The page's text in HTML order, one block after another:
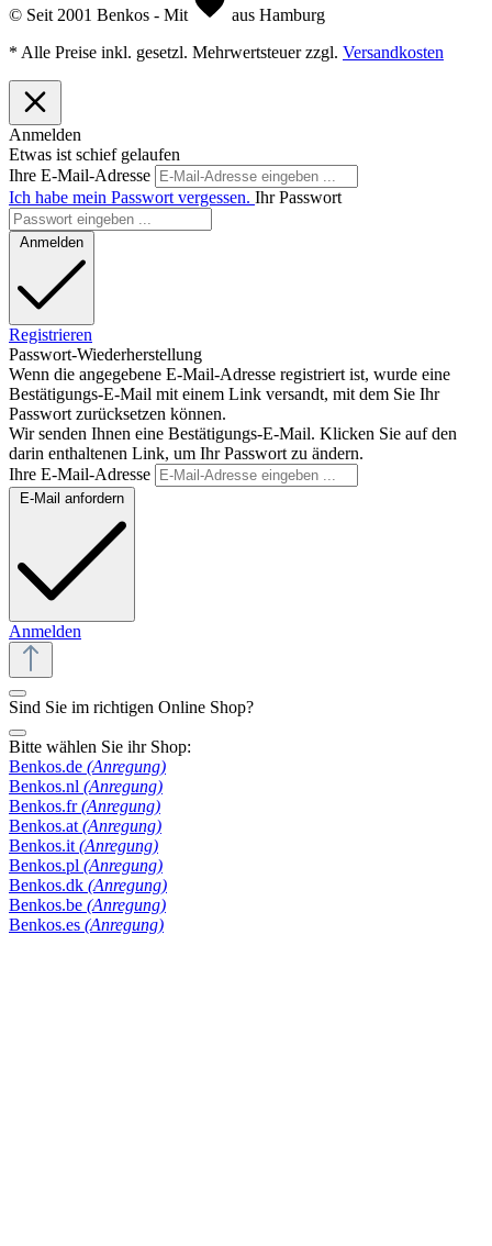
© Seit 2001 Benkos - Mit
aus Hamburg
* Alle Preise inkl. gesetzl. Mehrwertsteuer zzgl. Versandkosten
Anmelden
Etwas ist schief gelaufen
Ihre E-Mail-Adresse
Ich habe mein Passwort vergessen. Ihr Passwort
Anmelden
Registrieren
Passwort-Wiederherstellung
Wenn die angegebene E-Mail-Adresse registriert ist, wurde eine
Bestätigungs-E-Mail mit einem Link versandt, mit dem Sie Ihr
Passwort zurücksetzen können.
Wir senden Ihnen eine Bestätigungs-E-Mail. Klicken Sie auf den
darin enthaltenen Link, um Ihr Passwort zu ändern.
Ihre E-Mail-Adresse
E-Mail anfordern
Anmelden
Sind Sie im richtigen Online Shop?
Bitte wählen Sie ihr Shop:
Benkos.de (Anregung)
Benkos.nl (Anregung)
Benkos.fr (Anregung)
Benkos.at (Anregung)
Benkos.it (Anregung)
Benkos.pl (Anregung)
Benkos.dk (Anregung)
Benkos.be (Anregung)
Benkos.es (Anregung)